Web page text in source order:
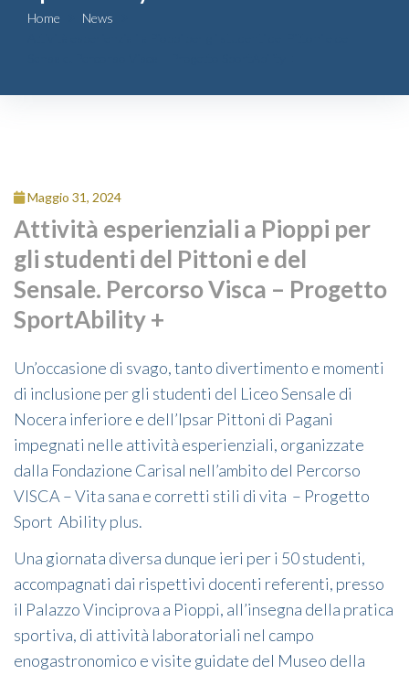
Comunicazione
Home
News
Maggio 31, 2024
Attività esperienziali a Pioppi per
gli studenti del Pittoni e del
Sensale. Percorso Visca – Progetto
SportAbility +
Un’occasione di svago, tanto divertimento e momenti
di inclusione per gli studenti del Liceo Sensale di
Nocera inferiore e dell’Ipsar Pittoni di Pagani
impegnati nelle attività esperienziali, organizzate
dalla Fondazione Carisal nell’ambito del Percorso
VISCA – Vita sana e corretti stili di vita – Progetto
Sport Ability plus.
Una giornata diversa dunque ieri per i 50 studenti,
accompagnati dai rispettivi docenti referenti, presso
il Palazzo Vinciprova a Pioppi, all’insegna della pratica
sportiva, di attività laboratoriali nel campo
enogastronomico e visite guidate del Museo della